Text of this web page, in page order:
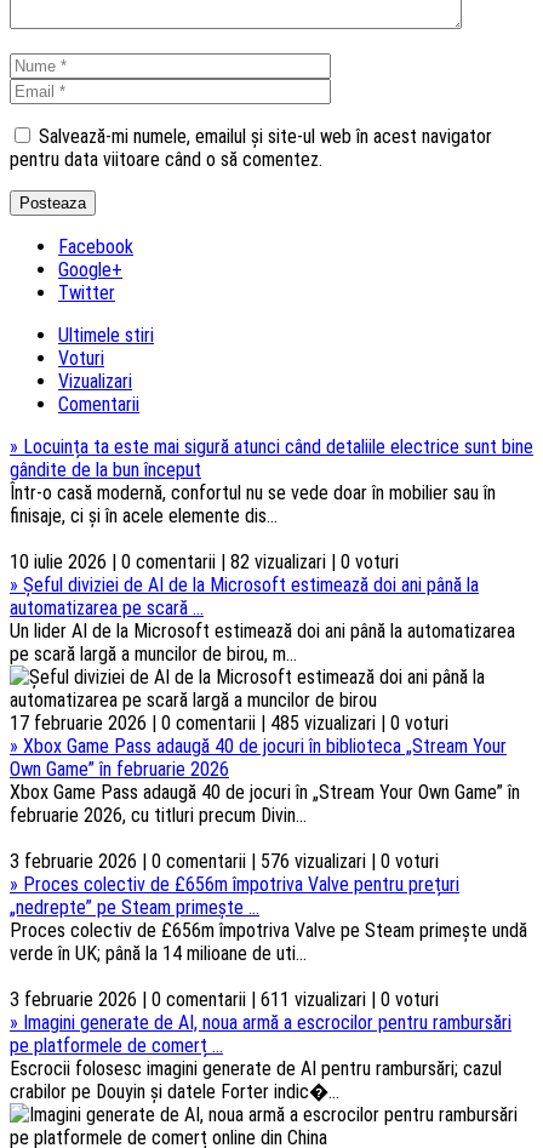
Salvează-mi numele, emailul și site-ul web în acest navigator
pentru data viitoare când o să comentez.
Facebook
Google+
Twitter
Ultimele stiri
Voturi
Vizualizari
Comentarii
» Locuința ta este mai sigură atunci când detaliile electrice sunt bine
gândite de la bun început
Într-o casă modernă, confortul nu se vede doar în mobilier sau în
finisaje, ci și în acele elemente dis...
10 iulie 2026 | 0 comentarii | 82 vizualizari | 0 voturi
» Șeful diviziei de AI de la Microsoft estimează doi ani până la
automatizarea pe scară ...
Un lider AI de la Microsoft estimează doi ani până la automatizarea
pe scară largă a muncilor de birou, m...
17 februarie 2026 | 0 comentarii | 485 vizualizari | 0 voturi
» Xbox Game Pass adaugă 40 de jocuri în biblioteca „Stream Your
Own Game” în februarie 2026
Xbox Game Pass adaugă 40 de jocuri în „Stream Your Own Game” în
februarie 2026, cu titluri precum Divin...
3 februarie 2026 | 0 comentarii | 576 vizualizari | 0 voturi
» Proces colectiv de £656m împotriva Valve pentru prețuri
„nedrepte” pe Steam primește ...
Proces colectiv de £656m împotriva Valve pe Steam primește undă
verde în UK; până la 14 milioane de uti...
3 februarie 2026 | 0 comentarii | 611 vizualizari | 0 voturi
» Imagini generate de AI, noua armă a escrocilor pentru rambursări
pe platformele de comerț ...
Escrocii folosesc imagini generate de AI pentru rambursări; cazul
crabilor pe Douyin și datele Forter indic�...